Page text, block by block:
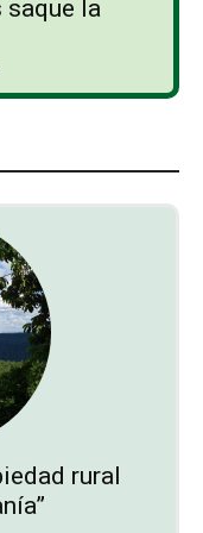
saque la
rural